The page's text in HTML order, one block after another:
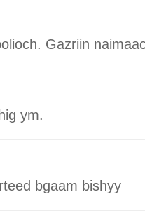
Gazriin
ym.
bgaam bishyy